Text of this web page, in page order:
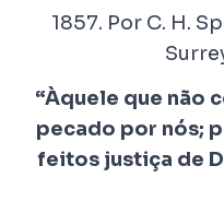
1857. Por C. H.
“Àquele que não
pecado por nós;
feitos justiça de